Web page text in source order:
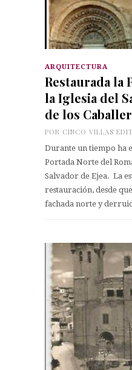
ARQUITECTURA
Restaurada la
la Iglesia del
de los
POR CINCO VILLAS
Durante un tiempo ha
Portada Norte del
Salvador de Ejea. La
restauración, desde
fachada norte y